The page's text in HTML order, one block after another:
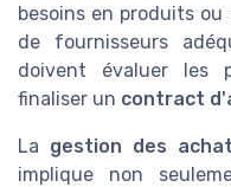
besoins en produits
de fournisseurs
doivent évaluer les
finaliser un contract
La gestion des
implique non